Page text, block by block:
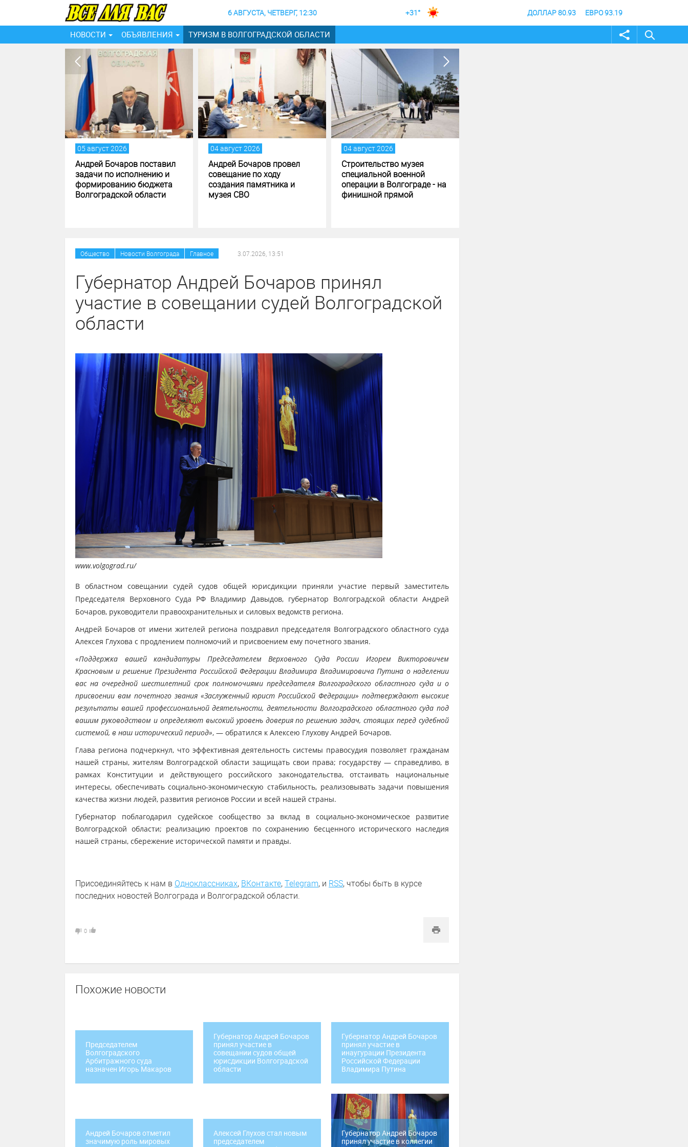
6 АВГУСТА, ЧЕТВЕРГ, 12:30 +31° ДОЛЛАР 80.93 ЕВРО 93.19
НОВОСТИ ОБЪЯВЛЕНИЯ ТУРИЗМ В ВОЛГОГРАДСКОЙ ОБЛАСТИ
05 август 2026
Андрей Бочаров поставил
задачи по исполнению и
формированию бюджета
Волгоградской области
04 август 2026
Андрей Бочаров провел
совещание по ходу
создания памятника и
музея СВО
04 август 2026
Строительство музея
специальной военной
операции в Волгограде - на
финишной прямой
Общество Новости Волгограда Главное 3.07.2026, 13:51
Губернатор Андрей Бочаров принял
участие в совещании судей Волгоградской
области
www.volgograd.ru/
В областном совещании судей судов общей юрисдикции приняли участие первый заместитель
Председателя Верховного Суда РФ Владимир Давыдов, губернатор Волгоградской области Андрей
Бочаров, руководители правоохранительных и силовых ведомств региона.
Андрей Бочаров от имени жителей региона поздравил председателя Волгоградского областного суда
Алексея Глухова с продлением полномочий и присвоением ему почетного звания.
«Поддержка вашей кандидатуры Председателем Верховного Суда России Игорем Викторовичем
Красновым и решение Президента Российской Федерации Владимира Владимировича Путина о наделении
вас на очередной шестилетний срок полномочиями председателя Волгоградского областного суда и о
присвоении вам почетного звания «Заслуженный юрист Российской Федерации» подтверждают высокие
результаты вашей профессиональной деятельности, деятельности Волгоградского областного суда под
вашим руководством и определяют высокий уровень доверия по решению задач, стоящих перед судебной
системой, в наш исторический период», — обратился к Алексею Глухову Андрей Бочаров.
Глава региона подчеркнул, что эффективная деятельность системы правосудия позволяет гражданам
нашей страны, жителям Волгоградской области защищать свои права; государству — справедливо, в
рамках Конституции и действующего российского законодательства, отстаивать национальные
интересы, обеспечивать социально-экономическую стабильность, реализовывать задачи повышения
качества жизни людей, развития регионов России и всей нашей страны.
Губернатор поблагодарил судейское сообщество за вклад в социально-экономическое развитие
Волгоградской области; реализацию проектов по сохранению бесценного исторического наследия
нашей страны, сбережение исторической памяти и правды.
Присоединяйтесь к нам в Одноклассниках, ВКонтакте,Telegram, и RSS, чтобы быть в курсе
последних новостей Волгограда и Волгоградской области.
0
Похожие новости
Председателем
Волгоградского
Арбитражного суда
назначен Игорь Макаров
Губернатор Андрей Бочаров
принял участие в
совещании судов общей
юрисдикции Волгоградской
области
Губернатор Андрей Бочаров
принял участие в
инаугурации Президента
Российской Федерации
Владимира Путина
Андрей Бочаров отметил
значимую роль мировых
Алексей Глухов стал новым
председателем
Губернатор Андрей Бочаров
принял участие в коллегии